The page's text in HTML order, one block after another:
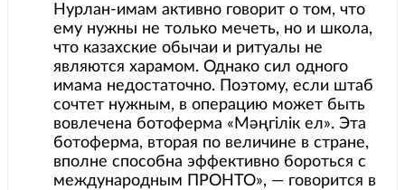
Нурлан-имам активно говорит о том, что
ему нужны не только мечеть, но и школа,
что казахские обычаи и ритуалы не
являются харамом. Однако сил одного
имама недостаточно. Поэтому, если штаб
сочтет нужным, в операцию может быть
вовлечена ботоферма «Мәңгілік ел». Эта
ботоферма, вторая по величине в стране,
вполне способна эффективно бороться с
международным ПРОНТО», — говорится в